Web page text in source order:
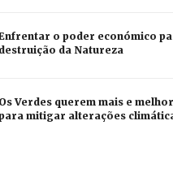
o poder económico
destruição da Natureza
Os Verdes querem mais e
mitigar alterações